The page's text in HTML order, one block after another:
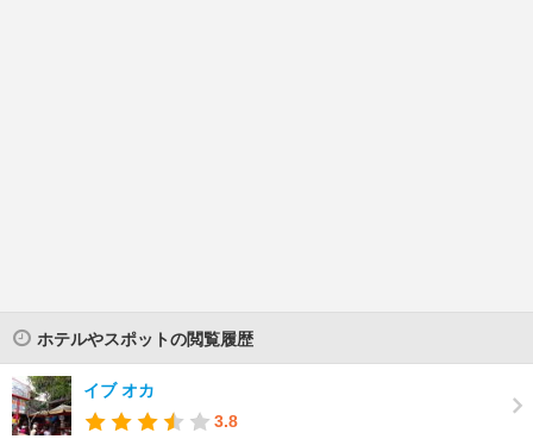
ホテルやスポットの閲覧履歴
イブ オカ
3.8